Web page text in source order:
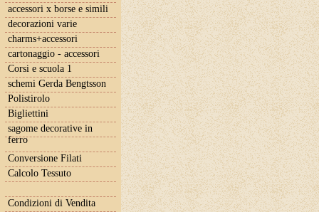
accessori x borse e simili
decorazioni varie
charms+accessori
cartonaggio - accessori
Corsi e scuola 1
schemi Gerda Bengtsson
Polistirolo
Bigliettini
sagome decorative in
ferro
Conversione Filati
Calcolo Tessuto
Condizioni di Vendita